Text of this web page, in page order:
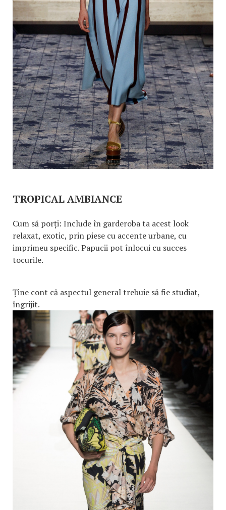
TROPICAL AMBIANCE
Cum să porți: Include în garderoba ta acest look
relaxat, exotic, prin piese cu accente urbane, cu
imprimeu specific. Papucii pot înlocui cu succes
tocurile.
Ține cont că aspectul general trebuie să fie studiat,
îngrijit.